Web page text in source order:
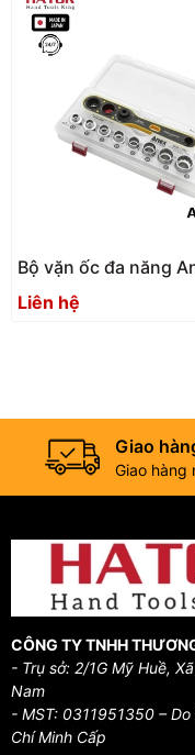
Bộ vặn ốc đa năng
17S1 Nhật Bản
Liên hệ
Giao
Giao hàng
CÔNG TY TNHH
- Trụ sở: 2/1G Mỹ Huề,
Nam
- MST: 0311951350 –
Chí Minh Cấp